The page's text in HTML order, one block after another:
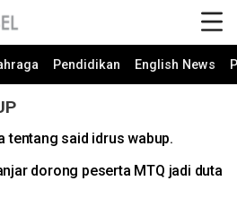
Pendidikan English News
tentang said idrus wabup.
dorong peserta MTQ jadi duta